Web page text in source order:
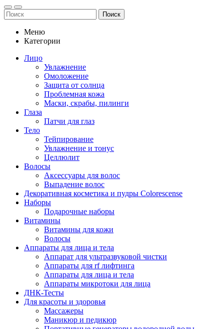
Поиск
Меню
Категории
Лицо
Увлажнение
Омоложение
Защита от солнца
Проблемная кожа
Маски, скрабы, пилинги
Глаза
Патчи для глаз
Тело
Тейпирование
Увлажнение и тонус
Целлюлит
Волосы
Аксессуары для волос
Выпадение волос
Декоративная косметика и пудры Colorescense
Наборы
Подарочные наборы
Витамины
Витамины для кожи
Волосы
Аппараты для лица и тела
Аппарат для ультразвуковой чистки
Аппараты для rf лифтинга
Аппараты для лица и тела
Аппараты микротоки для лица
ДНК-Тесты
Для красоты и здоровья
Массажеры
Маникюр и педикюр